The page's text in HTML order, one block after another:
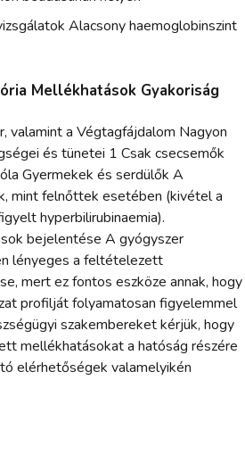
Alacsony haemoglobinszint
Mellékhatások Gyakoriság
valamint a Végtagfájdalom Nagyon
és tünetei 1 Csak csecsemők
Gyermekek és serdülők A
mint felnőttek esetében (kivétel a
hyperbilirubinaemia).
bejelentése A gyógyszer
lényeges a feltételezett
mert ez fontos eszköze annak, hogy
profilját folyamatosan figyelemmel
szakembereket kérjük, hogy
mellékhatásokat a hatóság részére
elérhetőségek valamelyikén